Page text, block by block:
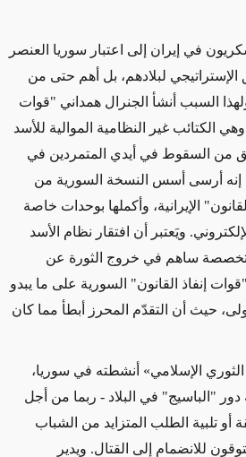
في إيران إلى اعتبار سوريا العنصر
الإستراتيجي لبلادهم، بل أهم حتى من
السبب أنشأ الجنرال همداني "قوات
الكتائب غير النظامية الموالية للأسد
من السقوط في أيدي المتمردين في
كما يُقال إنه أرسى أسس النسخة السورية من
الإيرانية، وأكملها بوحدات خاصة
ويَعتبر أن افتقار نظام الأسد
ساهم في خروج الثورة عن
إنفاذ القانون" السورية على ما يبدو
حيث أن التقدّم المحرز أبطأ مما كان
الإسلامي» أنشطته في سوريا،
"الباسيج" في البلاد - ربما من أجل
أو تلبية الطلب المتزايد من الشباب
يتوقون للانضمام إلى القتال. ويدير